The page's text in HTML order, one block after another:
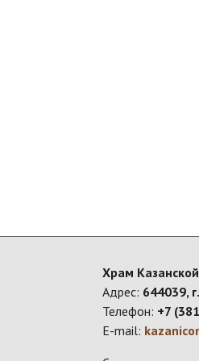
Храм
Адрес: 644039,
Телефон: +7
E-mail: